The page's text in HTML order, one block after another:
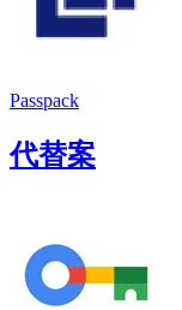
Passpack
代替案